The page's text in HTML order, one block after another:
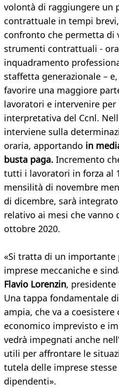
volontà di raggiungere un
contrattuale in tempi
confronto che permetta di
strumenti contrattuali -
inquadramento
staffetta generazionale –
favorire una maggiore
lavoratori e intervenire
interpretativa del Ccnl.
interviene sulla
oraria, apportando in
busta paga. Incremento
tutti i lavoratori in forza al
mensilità di novembre
di dicembre, sarà
relativo ai mesi che vanno
ottobre 2020.
«Si tratta di un
imprese meccaniche e
Flavio Lorenzin, presidente
Una tappa fondamentale
ampia, che va a
economico imprevisto e
vedrà impegnati anche
utili per affrontare le
tutela delle imprese
dipendenti».